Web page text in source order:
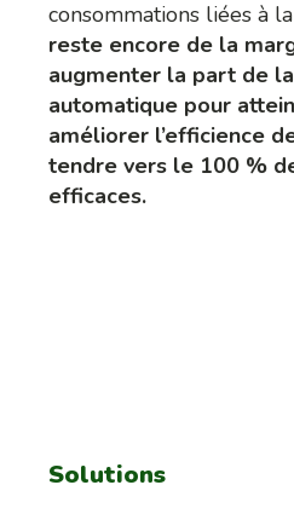
consommations liées à
reste encore de la
augmenter la part de
automatique pour
améliorer l’efficience
tendre vers le 100 %
efficaces.
Solutions